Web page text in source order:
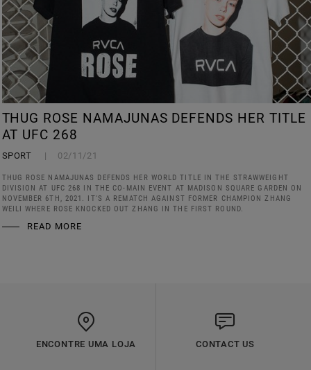
THUG ROSE NAMAJUNAS DEFENDS HER TITLE
AT UFC 268
SPORT 02/11/21
THUG ROSE NAMAJUNAS DEFENDS HER WORLD TITLE IN THE STRAWWEIGHT
DIVISION AT UFC 268 IN THE CO-MAIN EVENT AT MADISON SQUARE GARDEN ON
NOVEMBER 6TH, 2021. IT'S A REMATCH AGAINST FORMER CHAMPION ZHANG
WEILI WHERE ROSE KNOCKED OUT ZHANG IN THE FIRST ROUND.
READ MORE
ENCONTRE UMA LOJA CONTACT US